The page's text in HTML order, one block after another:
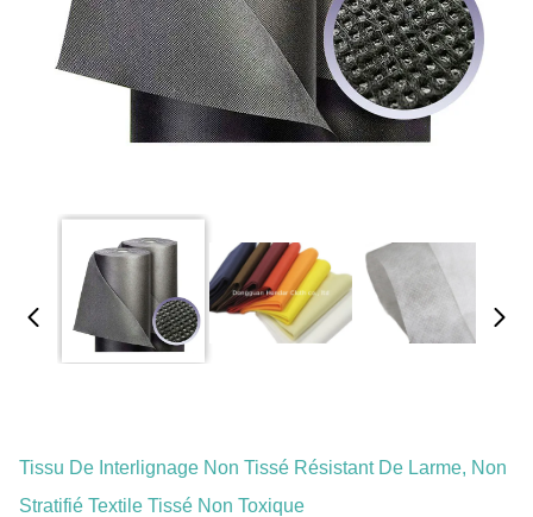
Tissu De Interlignage Non Tissé Résistant De Larme, Non
Stratifié Textile Tissé Non Toxique